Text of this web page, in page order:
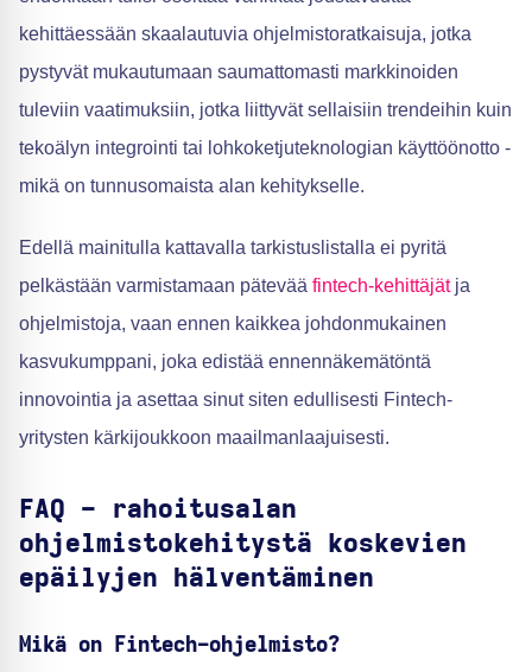
kehittäessään skaalautuvia ohjelmistoratkaisuja, jotka
pystyvät mukautumaan saumattomasti markkinoiden
tuleviin vaatimuksiin, jotka liittyvät sellaisiin trendeihin kuin
tekoälyn integrointi tai lohkoketjuteknologian käyttöönotto -
mikä on tunnusomaista alan kehitykselle.
Edellä mainitulla kattavalla tarkistuslistalla ei pyritä
pelkästään varmistamaan pätevää fintech-kehittäjätja
ohjelmistoja, vaan ennen kaikkea johdonmukainen
kasvukumppani, joka edistää ennennäkemätöntä
innovointia ja asettaa sinut siten edullisesti Fintech-
yritysten kärkijoukkoon maailmanlaajuisesti.
FAQ - rahoitusalan
ohjelmistokehitystä koskevien
epäilyjen hälventäminen
Mikä on Fintech-ohjelmisto?